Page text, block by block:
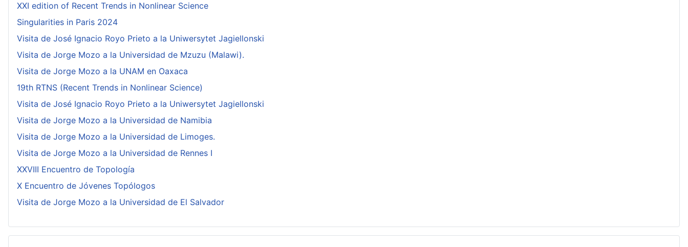
XXI edition of Recent Trends in Nonlinear Science
Singularities in Paris 2024
Visita de José Ignacio Royo Prieto a la Uniwersytet Jagiellonski
Visita de Jorge Mozo a la Universidad de Mzuzu (Malawi).
Visita de Jorge Mozo a la UNAM en Oaxaca
19th RTNS (Recent Trends in Nonlinear Science)
Visita de José Ignacio Royo Prieto a la Uniwersytet Jagiellonski
Visita de Jorge Mozo a la Universidad de Namibia
Visita de Jorge Mozo a la Universidad de Limoges.
Visita de Jorge Mozo a la Universidad de Rennes I
XXVIII Encuentro de Topología
X Encuentro de Jóvenes Topólogos
Visita de Jorge Mozo a la Universidad de El Salvador